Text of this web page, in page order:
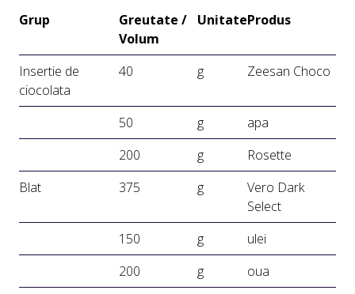
Grup
Greutate /
Volum
UnitateProdus
Insertie de
ciocolata
40 g Zeesan Choco
50 g
apa
200
g
Rosette
Blat
375 g
Vero Dark
Select
150
g
ulei
200
g
oua